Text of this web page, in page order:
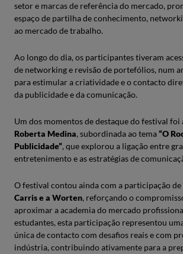
setor e marcas de referência do mercado,
espaço de partilha de conhecimento,
ao mercado de trabalho.
Ao longo do dia, os participantes tiveram
de networking e revisão de portefólios, num
para estimular a criatividade e o contacto
da publicidade e da comunicação.
Um dos momentos de destaque do festival foi
Roberta Medina, subordinada ao tema​“O
Publicidade”, que explorou a ligação entre
entretenimento e as estratégias de
O festival contou ainda com a participação de
Carris e a Worten, reforçando o
aproximar a academia do mercado
estudantes, esta participação representou
única de contacto com desafios reais e com
indústria, contribuindo ativamente para a